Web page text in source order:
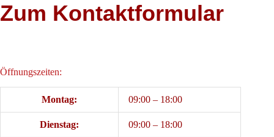
Zum Kontaktformular
Öffnungszeiten:
Montag: 09:00 – 18:00
Dienstag: 09:00 – 18:00